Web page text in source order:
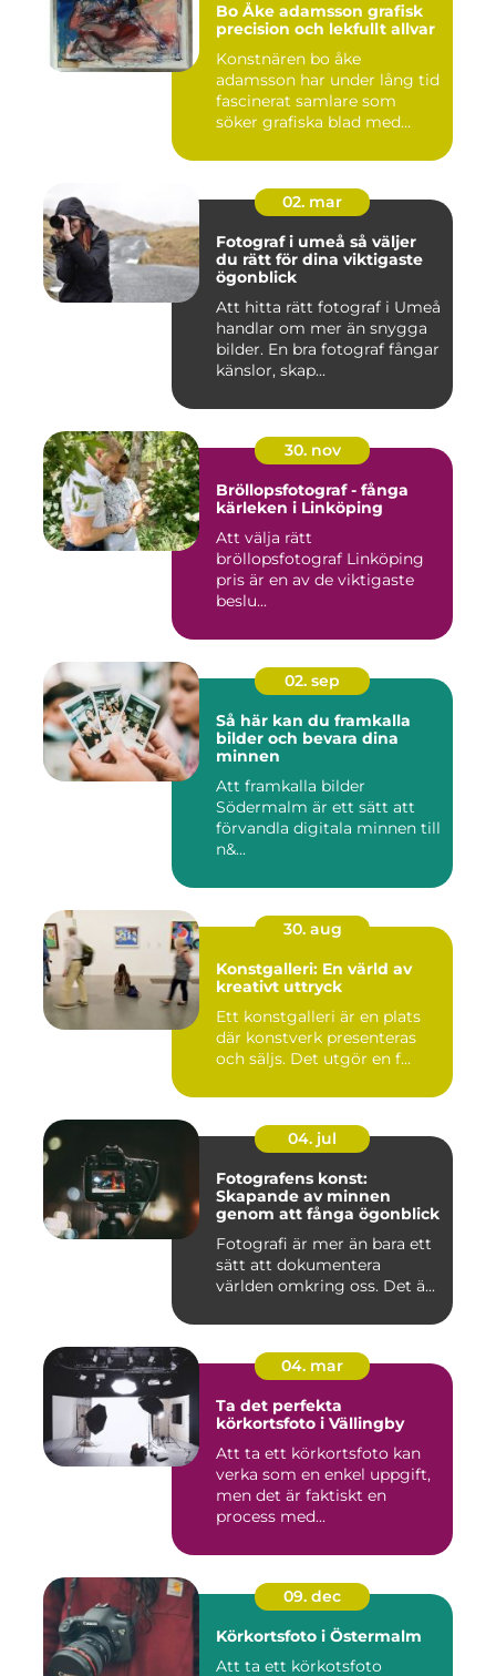
Bo Åke adamsson grafisk
precision och lekfullt allvar
Konstnären bo åke
adamsson har under lång tid
fascinerat samlare som
söker grafiska blad med
02. mar
Fotograf i umeå så väljer
du rätt för dina viktigaste
ögonblick
Att hitta rätt fotograf i Umeå
handlar om mer än snygga
bilder. En bra fotograf fångar
känslor, skap...
30. nov
Bröllopsfotograf - fånga
kärleken i Linköping
Att välja rätt
bröllopsfotograf Linköping
pris är en av de viktigaste
beslu...
02. sep
Så här kan du framkalla
bilder och bevara dina
minnen
Att framkalla bilder
Södermalm är ett sätt att
förvandla digitala minnen till
n&...
30. aug
Konstgalleri: En värld av
kreativt uttryck
Ett konstgalleri är en plats
där konstverk presenteras
och säljs. Det utgör en f...
04. jul
Fotografens konst:
Skapande av minnen
genom att fånga ögonblick
Fotografi är mer än bara ett
sätt att dokumentera
världen omkring oss. Det ä...
04. mar
Ta det perfekta
körkortsfoto i Vällingby
Att ta ett körkortsfoto kan
verka som en enkel uppgift,
men det är faktiskt en
process med...
09. dec
Körkortsfoto i Östermalm
Att ta ett körkotsfoto